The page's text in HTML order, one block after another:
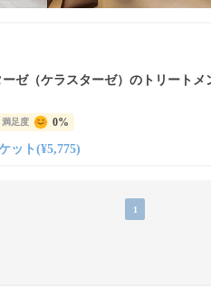
ゼ（ケラスターゼ）のトリート
満足度 0%
ット(¥5,775)
1